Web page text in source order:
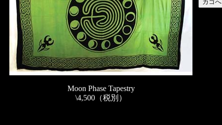
Moon Phase Tapestry
\4,500（税別）